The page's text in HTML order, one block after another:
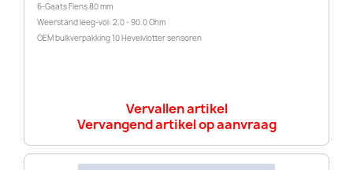
6-Gaats Flens 80 mm
Weerstand leeg-vol: 2.0 - 90.0 Ohm
OEM bulkverpakking 10 Hevelvlotter sensoren
Vervallen artikel
Vervangend artikel op aanvraag